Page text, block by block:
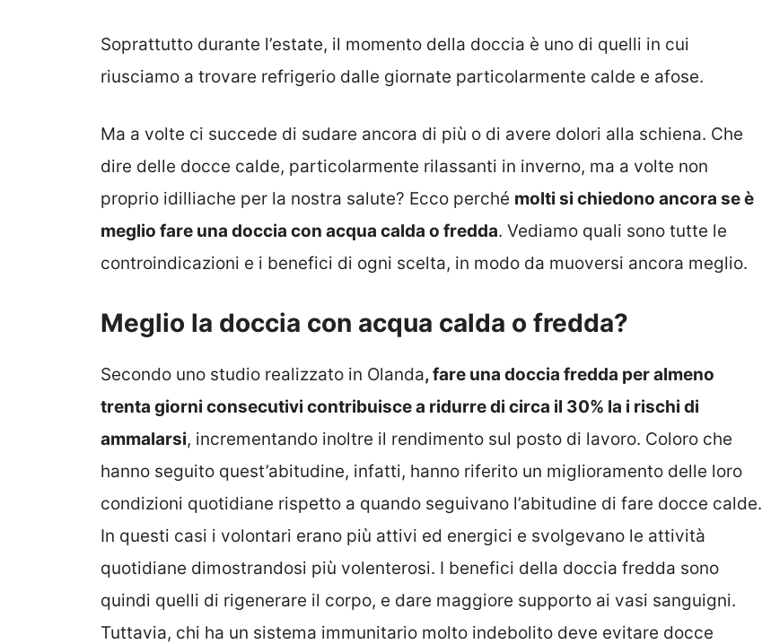
Soprattutto durante l’estate, il momento della doccia è uno di quelli in cui
riusciamo a trovare refrigerio dalle giornate particolarmente calde e afose.
Ma a volte ci succede di sudare ancora di più o di avere dolori alla schiena. Che
dire delle docce calde, particolarmente rilassanti in inverno, ma a volte non
proprio idilliache per la nostra salute? Ecco perché molti si chiedono ancora se è
meglio fare una doccia con acqua calda o fredda. Vediamo quali sono tutte le
controindicazioni e i benefici di ogni scelta, in modo da muoversi ancora meglio.
Meglio la doccia con acqua calda o fredda?
Secondo uno studio realizzato in Olanda, fare una doccia fredda per almeno
trenta giorni consecutivi contribuisce a ridurre di circa il 30% la i rischi di
ammalarsi, incrementando inoltre il rendimento sul posto di lavoro. Coloro che
hanno seguito quest’abitudine, infatti, hanno riferito un miglioramento delle loro
condizioni quotidiane rispetto a quando seguivano l’abitudine di fare docce calde.
In questi casi i volontari erano più attivi ed energici e svolgevano le attività
quotidiane dimostrandosi più volenterosi. I benefici della doccia fredda sono
quindi quelli di rigenerare il corpo, e dare maggiore supporto ai vasi sanguigni.
Tuttavia, chi ha un sistema immunitario molto indebolito deve evitare docce